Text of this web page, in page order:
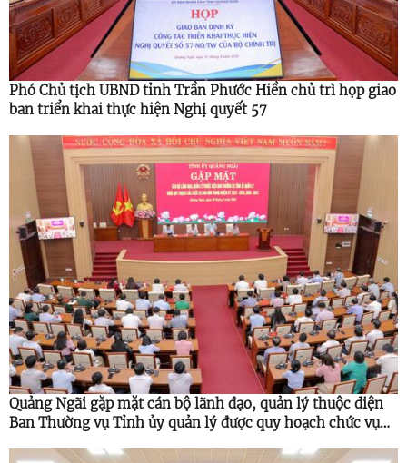
Phó Chủ tịch UBND tỉnh Trần Phước Hiền chủ trì họp giao
ban triển khai thực hiện Nghị quyết 57
Quảng Ngãi gặp mặt cán bộ lãnh đạo, quản lý thuộc diện
Ban Thường vụ Tỉnh ủy quản lý được quy hoạch chức vụ